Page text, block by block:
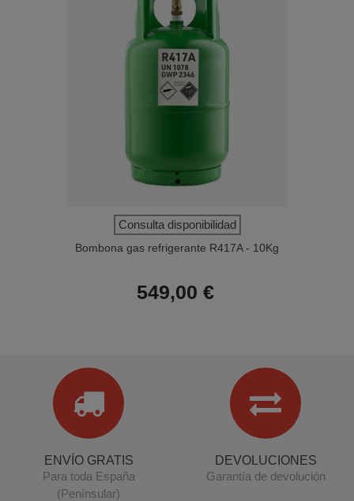
Consulta disponibilidad
Bombona gas refrigerante R417A - 10Kg
549,00 €
ENVÍO GRATIS
Para toda España
(Penínsular)
DEVOLUCIONES
Garantía de devolución